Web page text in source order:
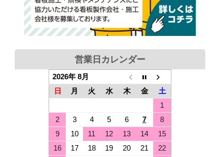
営業日カレンダー
2026年 8月
日
月 火 水 木 金
土
1
2
3 4 5 6 7
8
9
10 11 12 13 14
15
16
17 18 19 20 21
22